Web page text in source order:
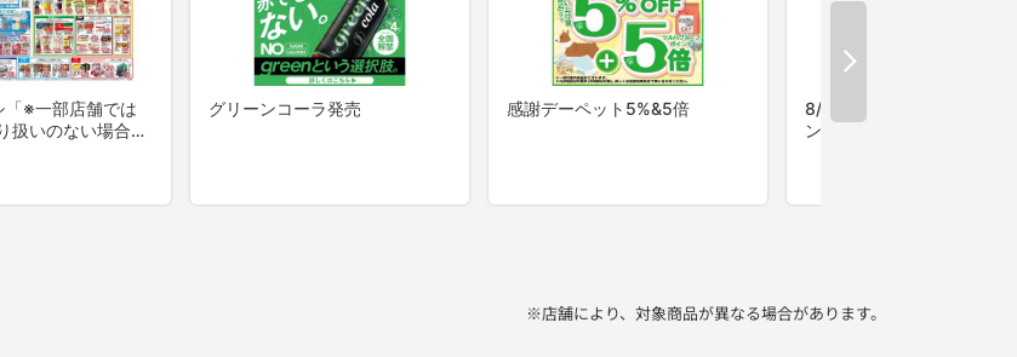
※店舗により、対象商品が異なる場合があります。